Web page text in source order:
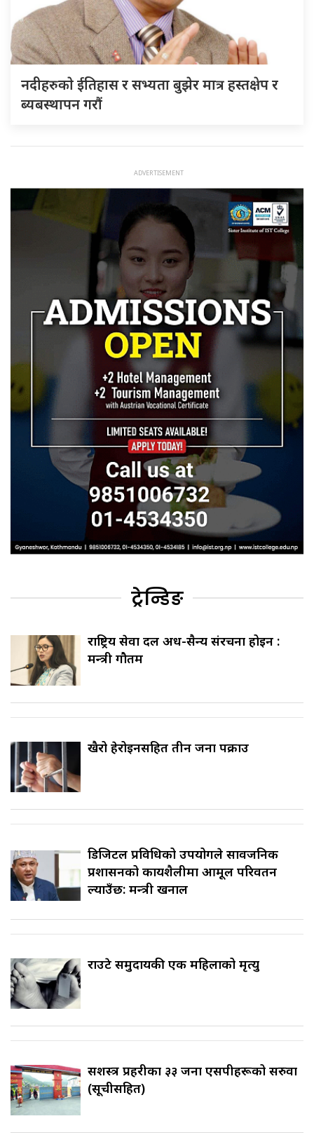
नदीहरुकाे ईतिहास र सभ्यता बुझेर मात्र हस्तक्षेप र
ब्यबस्थापन गराैं
ट्रेन्डिङ
राष्ट्रिय सेवा दल अर्ध-सैन्य संरचना होइन :
मन्त्री गौतम
खैरो हेरोइनसहित तीन जना पक्राउ
डिजिटल प्रविधिको उपयोगले सार्वजनिक
प्रशासनको कार्यशैलीमा आमूल परिवर्तन
ल्याउँछ: मन्त्री खनाल
राउटे समुदायकी एक महिलाको मृत्यु
सशस्त्र प्रहरीका ३३ जना एसपीहरूको सरुवा
(सूचीसहित)